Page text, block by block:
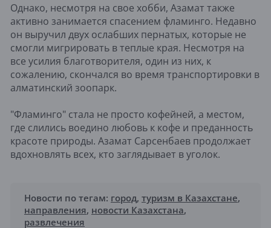
Однако, несмотря на свое хобби, Азамат также
активно занимается спасением фламинго. Недавно
он выручил двух ослабших пернатых, которые не
смогли мигрировать в теплые края. Несмотря на
все усилия благотворителя, один из них, к
сожалению, скончался во время транспортировки в
алматинский зоопарк.
"Фламинго" стала не просто кофейней, а местом,
где слились воедино любовь к кофе и преданность
красоте природы. Азамат Сарсенбаев продолжает
вдохновлять всех, кто заглядывает в уголок.
Новости по тегам: город, туризм в Казахстане,
направления, новости Казахстана,
развлечения